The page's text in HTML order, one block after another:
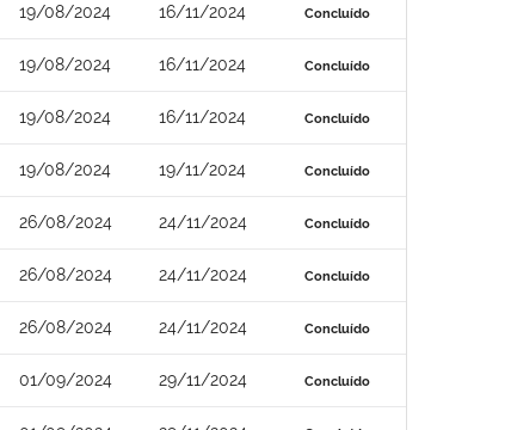
19/08/2024 16/11/2024 Concluído
19/08/2024 16/11/2024 Concluído
19/08/2024 16/11/2024 Concluído
19/08/2024 19/11/2024 Concluído
26/08/2024 24/11/2024 Concluído
26/08/2024 24/11/2024 Concluído
26/08/2024 24/11/2024 Concluído
01/09/2024 29/11/2024 Concluído